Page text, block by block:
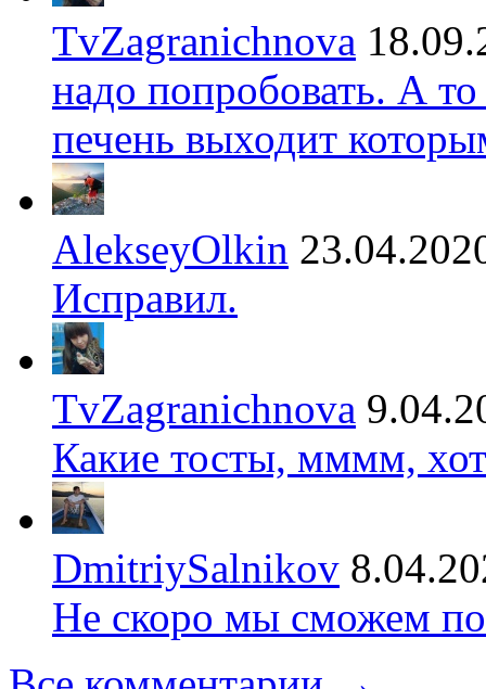
TvZagranichnova
надо попробовать. А
печень выходит
AlekseyOlkin
Исправил.
TvZagranichnova
Какие тосты, мммм,
DmitriySalnikov
Не скоро мы сможем